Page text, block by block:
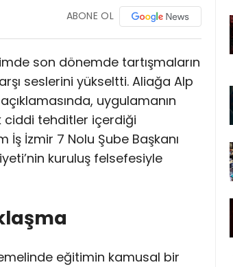
ABONE OL
son dönemde tartışmaların
seslerini yükseltti. Aliağa Alp
uygulamanın
ciddi tehditler içerdiği
İş İzmir 7 Nolu Şube Başkanı
kuruluş felsefesiyle
eğitimin kamusal bir